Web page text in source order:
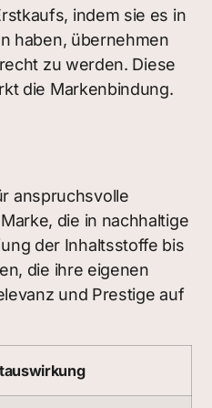
indem sie es in
haben, übernehmen
zu werden. Diese
die Markenbindung.
anspruchsvolle
die in nachhaltige
der Inhaltsstoffe bis
die ihre eigenen
und Prestige auf